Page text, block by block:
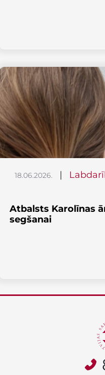
18.06.2026. |
Atbalsts Karolīnas
segšanai